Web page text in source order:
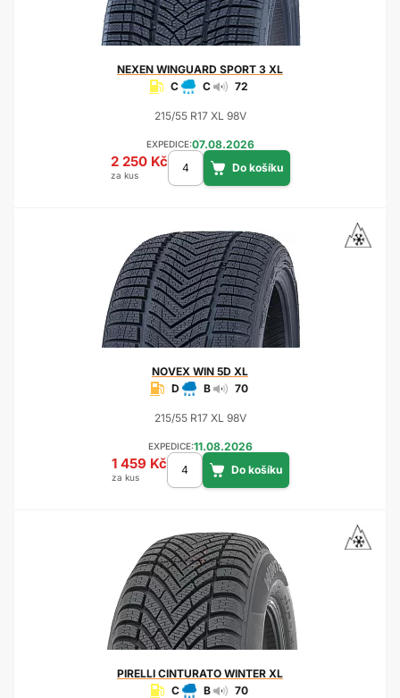
NEXEN WINGUARD SPORT 3 XL
C
C 72
215/55 R17 XL 98V
EXPEDICE:07.08.2026
2 250 Kč
za kus
NOVEX WIN 5D XL
D
B 70
215/55 R17 XL 98V
EXPEDICE:11.08.2026
1 459 Kč
za kus
PIRELLI CINTURATO WINTER XL
C
B 70